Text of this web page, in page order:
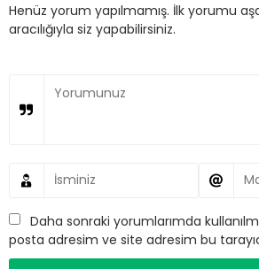
Henüz yorum yapılmamış. İlk yorumu
aracılığıyla siz yapabilirsiniz.
Daha sonraki yorumlarımda
posta adresim ve site adresim bu